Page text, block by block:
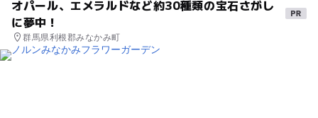
オパール、エメラルドなど約30種類の宝石さがし
に夢中！
群馬県利根郡みなかみ町